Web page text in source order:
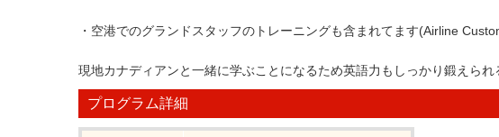
・空港でのグランドスタッフのトレーニングも含まれてます(Airline
現地カナディアンと一緒に学ぶことになるため英語力もしっかり鍛えられ
プログラム詳細